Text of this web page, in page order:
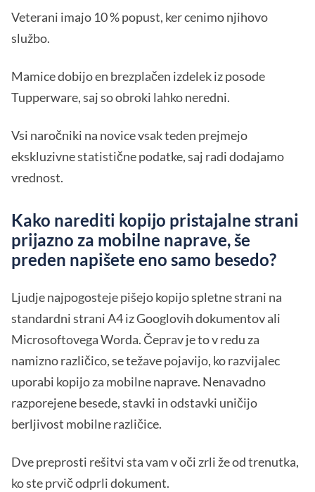
Veterani imajo 10 % popust, ker cenimo njihovo
službo.
Mamice dobijo en brezplačen izdelek iz posode
Tupperware, saj so obroki lahko neredni.
Vsi naročniki na novice vsak teden prejmejo
ekskluzivne statistične podatke, saj radi dodajamo
vrednost.
Kako narediti kopijo pristajalne strani
prijazno za mobilne naprave, še
preden napišete eno samo besedo?
Ljudje najpogosteje pišejo kopijo spletne strani na
standardni strani A4 iz Googlovih dokumentov ali
Microsoftovega Worda. Čeprav je to v redu za
namizno različico, se težave pojavijo, ko razvijalec
uporabi kopijo za mobilne naprave. Nenavadno
razporejene besede, stavki in odstavki uničijo
berljivost mobilne različice.
Dve preprosti rešitvi sta vam v oči zrli že od trenutka,
ko ste prvič odprli dokument.